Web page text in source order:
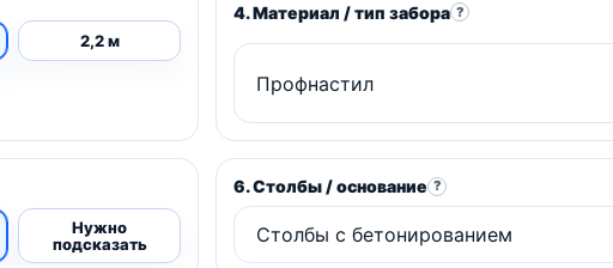
2,2 м
4. Материал / тип забора ?
Нужно
подсказать
6. Столбы / основание ?